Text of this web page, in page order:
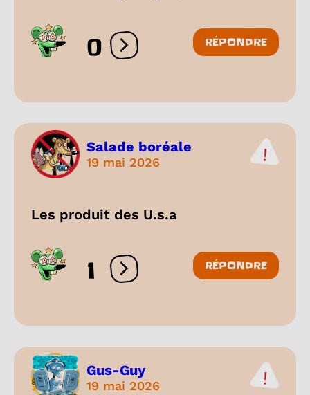
0 Ouvrir les réactions
RÉPONDRE
Salade boréale
19 mai 2026
Les produit des U.s.a
1 Ouvrir les réactions
RÉPONDRE
Gus-Guy
19 mai 2026